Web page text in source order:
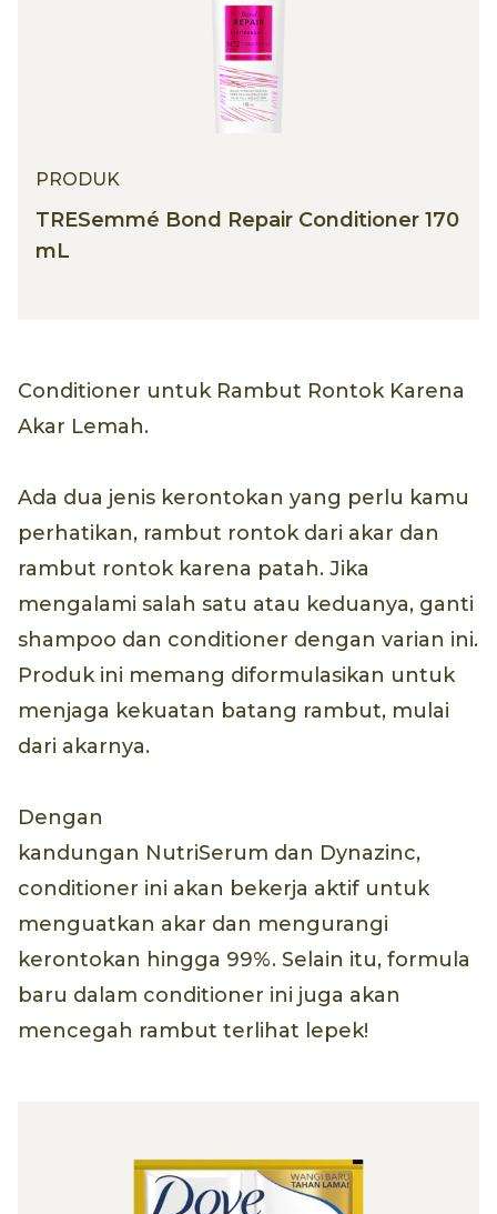
PRODUK
TRESemmé Bond Repair Conditioner 170
mL
Conditioner untuk Rambut Rontok Karena
Akar Lemah.
Ada dua jenis kerontokan yang perlu kamu
perhatikan, rambut rontok dari akar dan
rambut rontok karena patah. Jika
mengalami salah satu atau keduanya, ganti
shampoo dan conditioner dengan varian ini.
Produk ini memang diformulasikan untuk
menjaga kekuatan batang rambut, mulai
dari akarnya.
Dengan
kandungan NutriSerum dan Dynazinc,
conditioner ini akan bekerja aktif untuk
menguatkan akar dan mengurangi
kerontokan hingga 99%. Selain itu, formula
baru dalam conditioner ini juga akan
mencegah rambut terlihat lepek!